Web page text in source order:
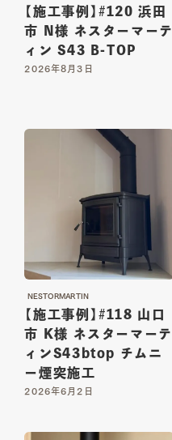
トップ
03
SERVICE
WORKS
施工一覧
SHOP INFO
店舗情報
【施工事例】#120 浜田
市 N様 ネスターマーテ
ィン S43 B-TOP
2026年8月3日
NESTORMARTIN
【施工事例】#118 山口
市 K様 ネスターマーテ
ィンS43btop チムニ
ー煙突施工
2026年6月2日